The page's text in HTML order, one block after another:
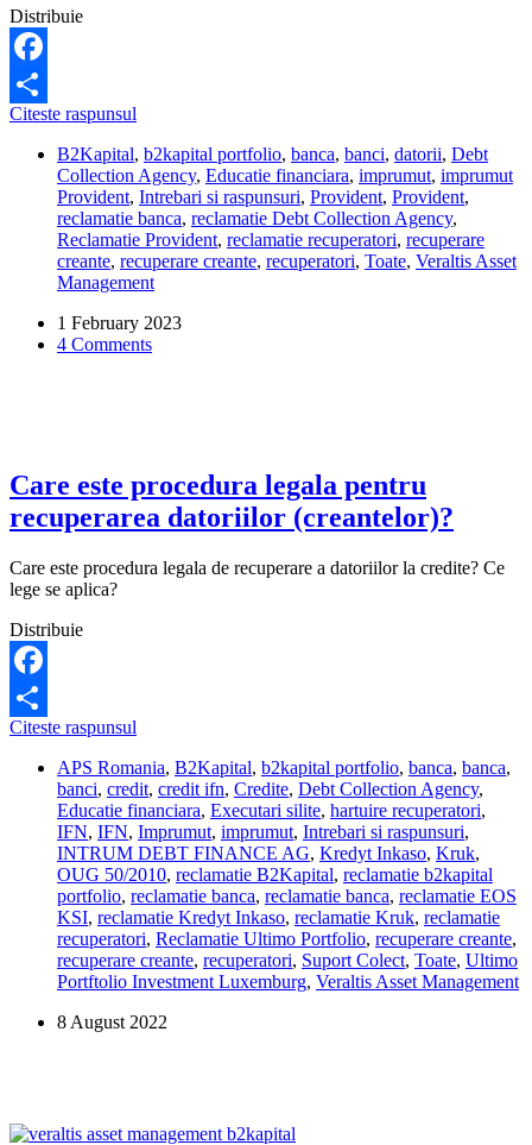
Distribuie
Facebook
Share
Citeste raspunsul
obtine
o
adeverinta
de
la
Veraltis
ca
achitat
datoria
B2Kapital, b2kapital portfolio, banca, banci, datorii, Debt
Collection Agency, Educatie financiara, imprumut, imprumut
Provident, Intrebari si raspunsuri, Provident, Provident,
reclamatie banca, reclamatie Debt Collection Agency,
Reclamatie Provident, reclamatie recuperatori, recuperare
creante, recuperare creante, recuperatori, Toate, Veraltis Asset
Management
1 February 2023
4 Comments
Care este procedura legala pentru
recuperarea datoriilor (creantelor)?
Care este procedura legala de recuperare a datoriilor la credite? Ce
lege se aplica?
Distribuie
Facebook
Share
Citeste raspunsul
procedura
legala
pentru
recuperarea
datoriilor
(creantelor)?
APS Romania, B2Kapital, b2kapital portfolio, banca, banca,
banci, credit, credit ifn, Credite, Debt Collection Agency,
Educatie financiara, Executari silite, hartuire recuperatori,
IFN, IFN, Imprumut, imprumut, Intrebari si raspunsuri,
INTRUM DEBT FINANCE AG, Kredyt Inkaso, Kruk,
OUG 50/2010, reclamatie B2Kapital, reclamatie b2kapital
portfolio, reclamatie banca, reclamatie banca, reclamatie EOS
KSI, reclamatie Kredyt Inkaso, reclamatie Kruk, reclamatie
recuperatori, Reclamatie Ultimo Portfolio, recuperare creante,
recuperare creante, recuperatori, Suport Colect, Toate, Ultimo
Portftolio Investment Luxemburg, Veraltis Asset Management
8 August 2022